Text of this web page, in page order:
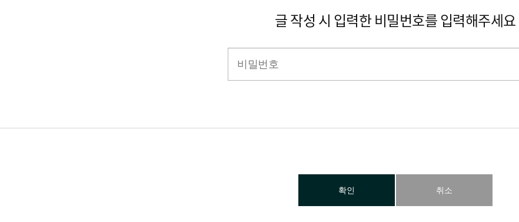
글 작성 시 입력한 비밀번호를 입력해주세요
확인 취소